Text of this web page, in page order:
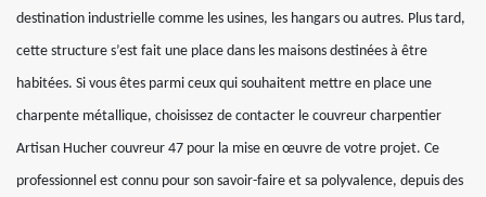
destination industrielle comme les usines, les hangars ou autres. Plus tard,
cette structure s’est fait une place dans les maisons destinées à être
habitées. Si vous êtes parmi ceux qui souhaitent mettre en place une
charpente métallique, choisissez de contacter le couvreur charpentier
Artisan Hucher couvreur 47 pour la mise en œuvre de votre projet. Ce
professionnel est connu pour son savoir-faire et sa polyvalence, depuis des